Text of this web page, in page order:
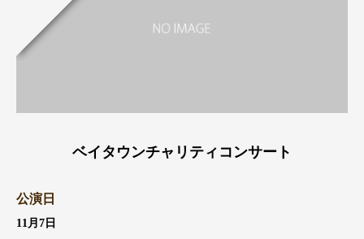
ベイタウンチャリティコンサート
公演日
11月7日